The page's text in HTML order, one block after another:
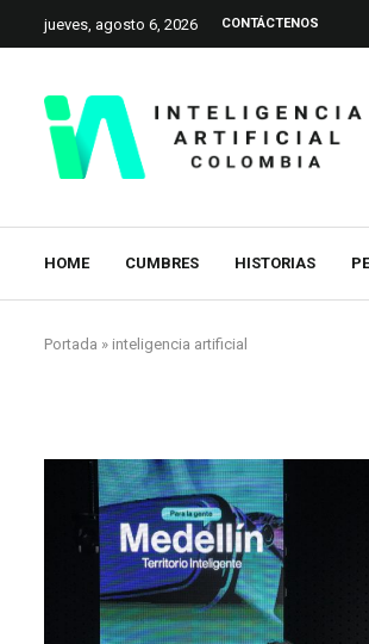
jueves, agosto 6, 2026 CONTÁCTENOS
HOME CUMBRES HISTORIAS
Portada » inteligencia artificial